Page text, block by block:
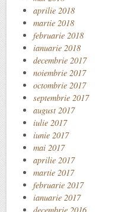
aprilie 2018
martie 2018
februarie 2018
ianuarie 2018
decembrie 2017
noiembrie 2017
octombrie 2017
septembrie 2017
august 2017
iulie 2017
iunie 2017
mai 2017
aprilie 2017
martie 2017
februarie 2017
ianuarie 2017